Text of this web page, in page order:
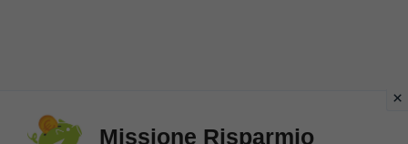
Missione Risparmio